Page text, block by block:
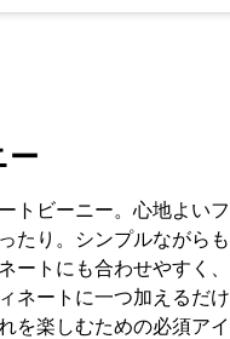
ー
トビーニー。心地よいフ
たり。シンプルながらも
ートにも合わせやすく、
ネートに一つ加えるだけ
を楽しむための必須アイ